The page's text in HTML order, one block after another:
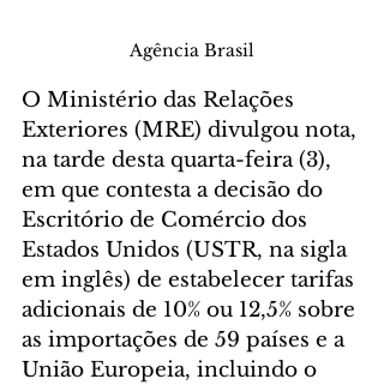
Agência Brasil
O Ministério das Relações
Exteriores (MRE) divulgou nota,
na tarde desta quarta-feira (3),
em que contesta a decisão do
Escritório de Comércio dos
Estados Unidos (USTR, na sigla
em inglês) de estabelecer tarifas
adicionais de 10% ou 12,5% sobre
as importações de 59 países e a
União Europeia, incluindo o